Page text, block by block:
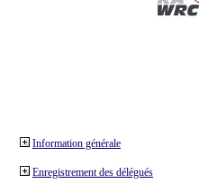
Information générale
Enregistrement des délégués